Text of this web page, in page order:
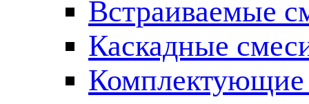
Встраиваемые
Каскадные
Комплектующие